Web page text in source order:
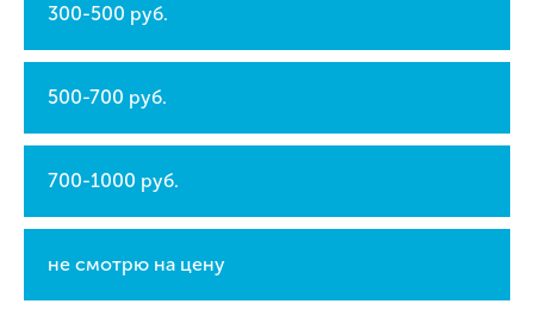
300-500 руб.
500-700 руб.
700-1000 руб.
не смотрю на цену